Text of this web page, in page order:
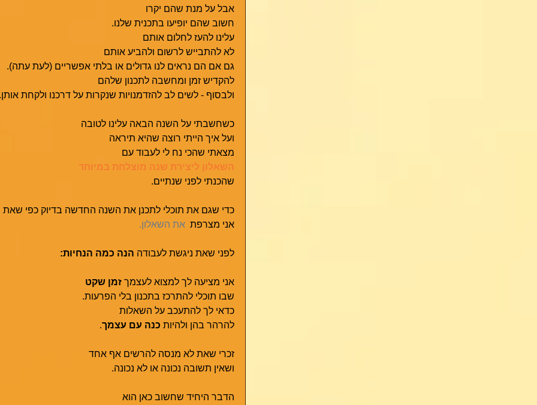
אבל על מנת שהם יקרו
חשוב שהם יופיעו בתכנית שלנו.
עלינו להעז לחלום אותם
לא להתבייש לרשום ולהביע אותם
גם אם הם נראים לנו גדולים או בלתי אפשריים (לעת עתה).
להקדיש זמן ומחשבה לתכנון שלהם
ולבסוף - לשים לב להזדמנויות שנקרות על דרכנו ולקחת
כשחשבתי על השנה הבאה עלינו לטובה
ועל איך הייתי רוצה שהיא תיראה
מצאתי שהכי נח לי לעבוד עם
השאלון ליצירת שנה מוצלחת במיוחד
שהכנתי לפני שנתיים.
כדי שגם את תוכלי לתכנן את השנה החדשה בדיוק כפי שאת
אני מצרפת את השאלון.
לפני שאת ניגשת לעבודה הנה כמה הנחיות:
אני מציעה לך למצוא לעצמך זמן שקט
שבו תוכלי להתרכז בתכנון בלי הפרעות.
כדאי לך להתעכב על השאלות
להרהר בהן ולהיות כנה עם עצמך.
זכרי שאת לא מנסה להרשים אף אחד
ושאין תשובה נכונה או לא נכונה.
הדבר היחיד שחשוב כאן הוא